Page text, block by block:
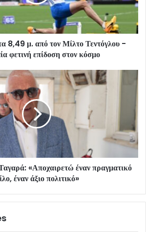
8,49 μ. από τον Μίλτο Τεντόγλου -
φετινή επίδοση στον κόσμο
«Αποχαιρετώ έναν πραγματικό
έναν άξιο πολιτικό»